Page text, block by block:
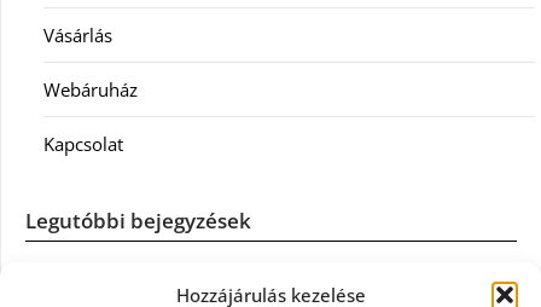
Hozzájárulás kezelése
Vásárlás
Webáruház
Kapcsolat
Legutóbbi bejegyzések
Casco szélvédőcsere: mikor éri meg a biztosítást igénybe